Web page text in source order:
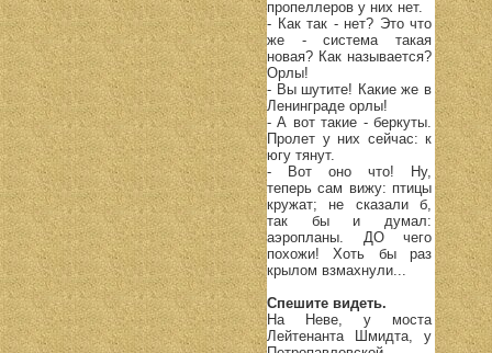
пропеллеров у них нет.
- Как так - нет? Это что
же - система такая
новая? Как называется?
Орлы!
- Вы шутите! Какие же в
Ленинграде орлы!
- А вот такие - беркуты.
Пролет у них сейчас: к
югу тянут.
- Вот оно что! Ну,
теперь сам вижу: птицы
кружат; не сказали б,
так бы и думал:
аэропланы. ДО чего
похожи! Хоть бы раз
крылом взмахнули...
Спешите видеть.
На Неве, у моста
Лейтенанта Шмидта, у